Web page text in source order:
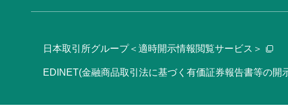
日本取引所グループ＜適時開示情報閲覧サービス＞
EDINET(金融商品取引法に基づく有価証券報告書等の開